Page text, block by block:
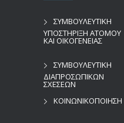
ΣΥΜΒΟΥΛΕΥΤΙΚΗ
ΥΠΟΣΤΗΡΙΞΗ ΑΤΟΜΟΥ
ΚΑΙ ΟΙΚΟΓΕΝΕΙΑΣ
ΣΥΜΒΟΥΛΕΥΤΙΚΗ
ΔΙΑΠΡΟΣΩΠΙΚΩΝ
ΣΧΕΣΕΩΝ
ΚΟΙΝΩΝΙΚΟΠΟΙΗΣΗ